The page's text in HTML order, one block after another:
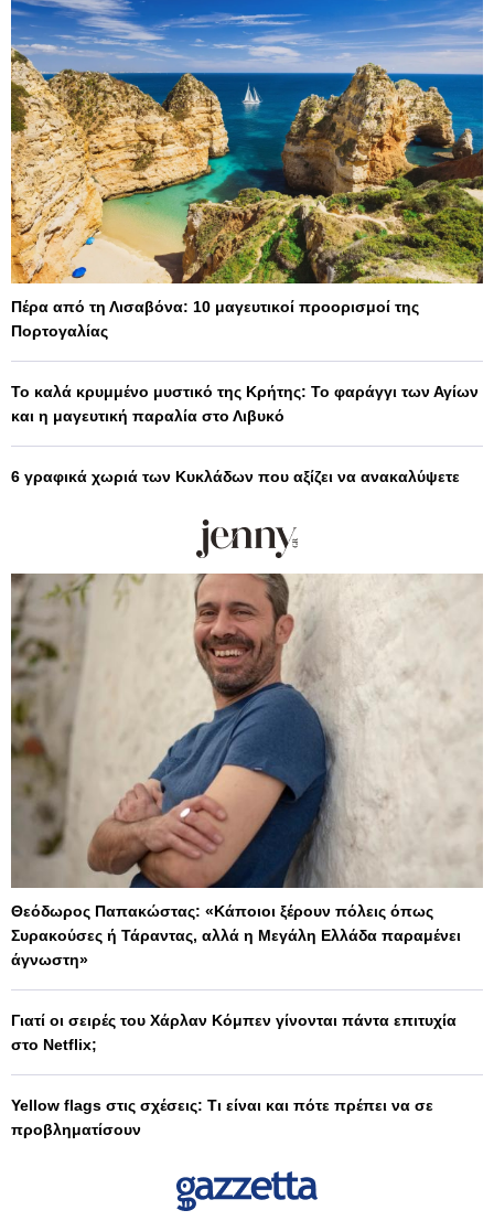
Πέρα από τη Λισαβόνα: 10 μαγευτικοί προορισμοί της
Πορτογαλίας
Το καλά κρυμμένο μυστικό της Κρήτης: Το φαράγγι των Αγίων
και η μαγευτική παραλία στο Λιβυκό
6 γραφικά χωριά των Κυκλάδων που αξίζει να ανακαλύψετε
Θεόδωρος Παπακώστας: «Κάποιοι ξέρουν πόλεις όπως
Συρακούσες ή Τάραντας, αλλά η Μεγάλη Ελλάδα παραμένει
άγνωστη»
Γιατί οι σειρές του Χάρλαν Κόμπεν γίνονται πάντα επιτυχία
στο Netflix;
Yellow flags στις σχέσεις: Τι είναι και πότε πρέπει να σε
προβληματίσουν